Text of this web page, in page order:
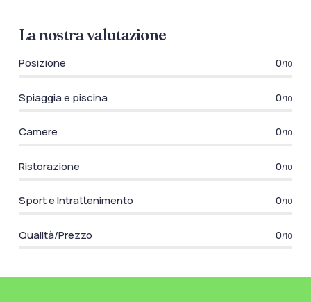
La nostra valutazione
Posizione 0/10
Spiaggia e piscina 0/10
Camere 0/10
Ristorazione 0/10
Sport e Intrattenimento 0/10
Qualità/Prezzo 0/10